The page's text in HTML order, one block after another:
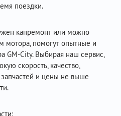
поездки.
капремонт или можно
мотора, помогут опытные и
GM-City. Выбирая наш сервис,
скорость, качество,
и цены не выше